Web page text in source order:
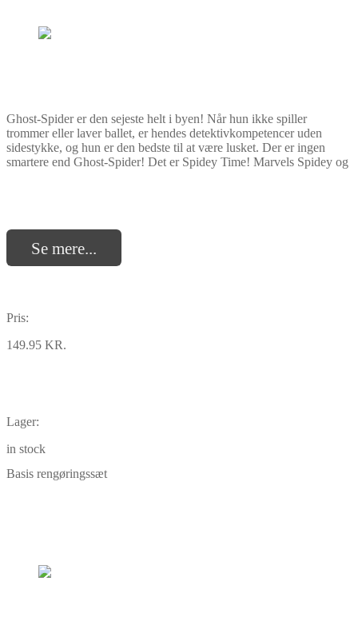
Ghost-Spider er den sejeste helt i byen! Når hun ikke spiller
trommer eller laver ballet, er hendes detektivkompetencer uden
sidestykke, og hun er den bedste til at være lusket. Der er ingen
smartere end Ghost-Spider! Det er Spidey Time! Marvels Spidey og
Se mere...
Pris:
149.95 KR.
Lager:
in stock
Basis rengøringssæt